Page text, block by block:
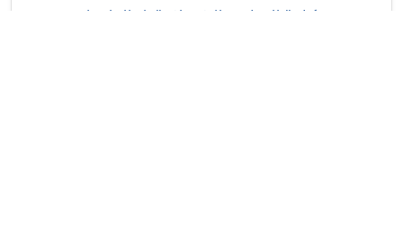
كلية العلوم الانسانية / التاريخ